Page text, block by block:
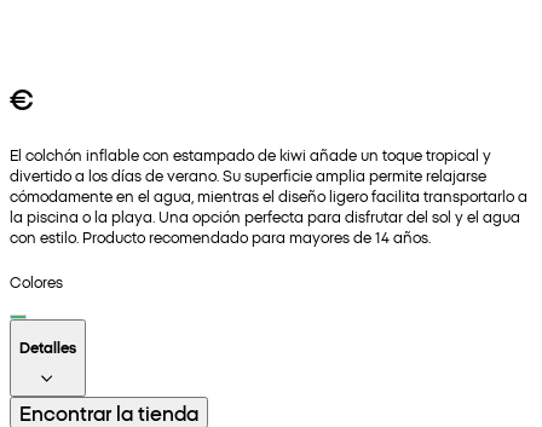
€
El colchón inflable con estampado de kiwi añade un toque tropical y
divertido a los días de verano. Su superficie amplia permite relajarse
cómodamente en el agua, mientras el diseño ligero facilita transportarlo a
la piscina o la playa. Una opción perfecta para disfrutar del sol y el agua
con estilo. Producto recomendado para mayores de 14 años.
Colores
Detalles
Encontrar la tienda